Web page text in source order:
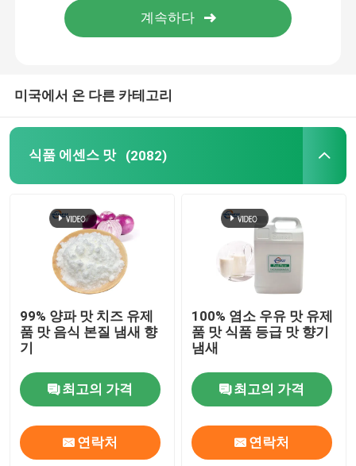
미국에서 온 다른 카테고리
식품 에센스 맛 (2082)
99% 양파 맛 치즈 유제
품 맛 음식 본질 냄새 향
기
최고의 가격
연락처
100% 염소 우유 맛 유제
품 맛 식품 등급 맛 향기
냄새
최고의 가격
연락처